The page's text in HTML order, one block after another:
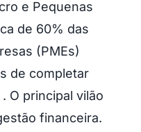
e Pequenas
de 60% das
(PMEs)
de completar
O principal vilão
financeira.